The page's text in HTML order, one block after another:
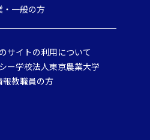
・一般の方
サイトの利用について
ー学校法人東京農業大学
報教職員の方